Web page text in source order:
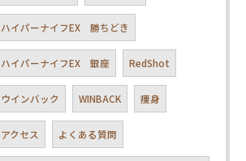
ハイパーナイフEX 勝ちどき
ハイパーナイフEX 銀座 RedShot
ウインバック WINBACK 痩身
アクセス よくある質問